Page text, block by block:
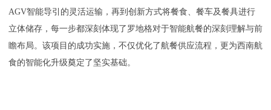
AGV智能导引的灵活运输，再到创新方式将餐食、餐车及餐具进行
立体储存，每一步都深刻体现了罗地格对于智能航餐的深刻理解与前
瞻布局。该项目的成功实施，不仅优化了航餐供应流程，更为西南航
食的智能化升级奠定了坚实基础。